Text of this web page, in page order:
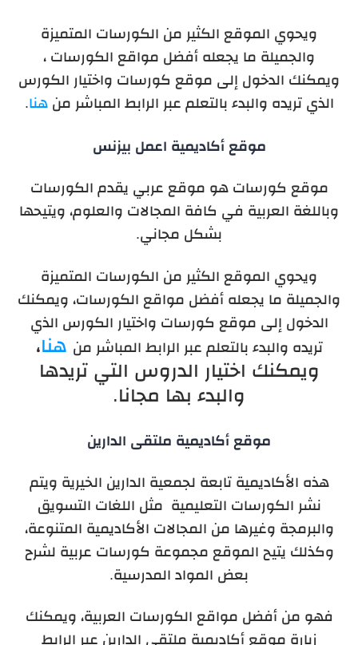
ويحوي الموقع الكثير من الكورسات المتميزة
والجميلة ما يجعله أفضل مواقع الكورسات ،
ويمكنك الدخول إلى موقع كورسات واختيار الكورس
الذي تريده والبدء بالتعلم عبر الرابط المباشر منهنا.
موقع أكاديمية اعمل بيزنس
موقع كورسات هو موقع عربي يقدم الكورسات
وباللغة العربية في كافة المجالات والعلوم، ويتيحها
بشكل مجاني.
ويحوي الموقع الكثير من الكورسات المتميزة
والجميلة ما يجعله أفضل مواقع الكورسات، ويمكنك
الدخول إلى موقع كورسات واختيار الكورس الذي
تريده والبدء بالتعلم عبر الرابط المباشر من هنا،
ويمكنك اختيار الدروس التي تريدها
والبدء بها مجانا.
موقع أكاديمية ملتقى الدارين
هذه الأكاديمية تابعة لجمعية الدارين الخيرية ويتم
نشر الكورسات التعليمية مثل اللغات التسويق
والبرمجة وغيرها من المجالات الأكاديمية المتنوعة،
وكذلك يتيح الموقع مجموعة كورسات عربية لشرح
بعض المواد المدرسية.
فهو من أفضل مواقع الكورسات العربية، ويمكنك
زيارة موقع أكاديمية ملتقى الدارين عبر الرابط